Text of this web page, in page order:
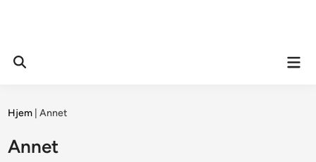
Open
Hjem |Annet
Annet